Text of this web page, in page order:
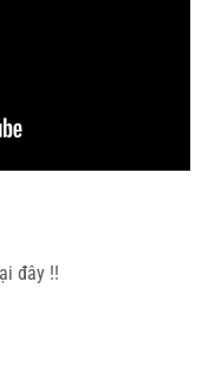
đây !!